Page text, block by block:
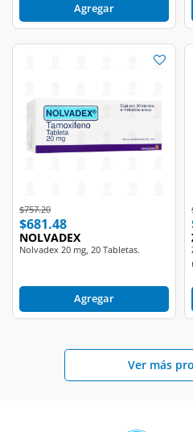
Agregar
Price reduced from
$757.20to
$681.48
NOLVADEX
Nolvadex 20 mg, 20 Tabletas.
Agregar
Ver más